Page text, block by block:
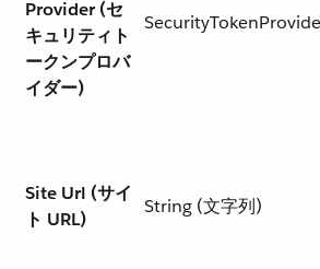
Provider (セ
キュリティト
ークンプロバ
イダー)
Site Url (サイ
ト URL)
String (文字列)